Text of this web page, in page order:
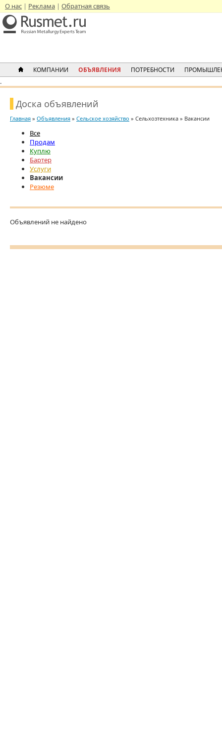
О нас Реклама Обратная связь
КОМПАНИИ ОБЪЯВЛЕНИЯ ПОТРЕБНОСТИ
.
Доска объявлений
Главная » Объявления » Сельское хозяйство » Сельхозтехника » Вакансии
Все
Продам
Куплю
Бартер
Услуги
Вакансии
Резюме
Объявлений не найдено